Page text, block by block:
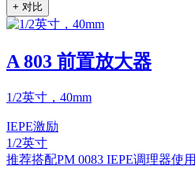
+ 对比
A 803 前置放大器
1/2英寸，40mm
IEPE激励
1/2英寸
推荐搭配PM 0083 IEPE调理器使用